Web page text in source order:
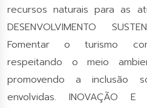
recursos naturais para as
DESENVOLVIMENTO
Fomentar o turismo
respeitando o meio
promovendo a inclusão
envolvidas. INOVAÇÃO E